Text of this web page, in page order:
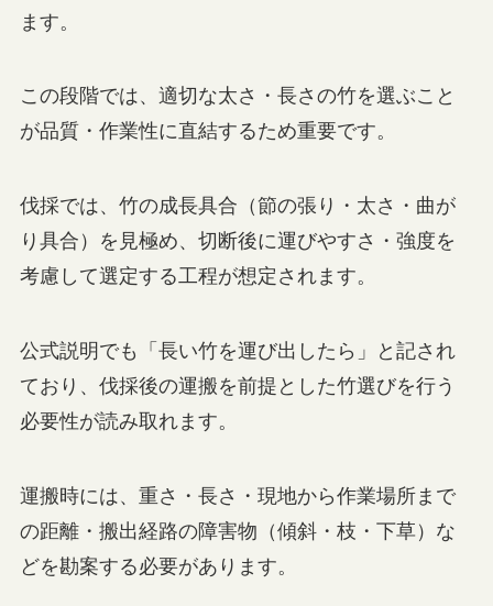
ます。
この段階では、適切な太さ・長さの竹を選ぶこと
が品質・作業性に直結するため重要です。
伐採では、竹の成長具合（節の張り・太さ・曲が
り具合）を見極め、切断後に運びやすさ・強度を
考慮して選定する工程が想定されます。
公式説明でも「長い竹を運び出したら」と記され
ており、伐採後の運搬を前提とした竹選びを行う
必要性が読み取れます。
運搬時には、重さ・長さ・現地から作業場所まで
の距離・搬出経路の障害物（傾斜・枝・下草）な
どを勘案する必要があります。